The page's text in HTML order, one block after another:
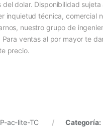
del dolar. Disponibilidad sujeta
inquietud técnica, comercial
nuestro grupo de
Para ventas al por mayor te
precio.
ac-lite-TC Categoría: